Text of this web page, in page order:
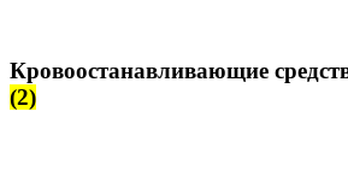
Кровоостанавливающие
(2)